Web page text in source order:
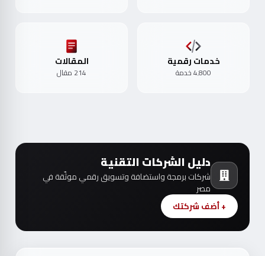
خدمات رقمية
4٬800 خدمة
المقالات
214 مقال
دليل الشركات التقنية
شركات برمجة واستضافة وتسويق رقمي موثّقة في
مصر
+ أضف شركتك